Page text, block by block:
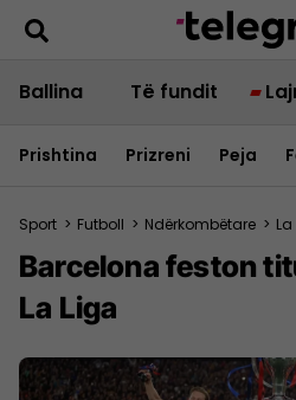
Ballina Të fundit
Prishtina Prizreni Peja
Sport > Futboll > Ndërkombëtare >
Barcelona feston
La Liga